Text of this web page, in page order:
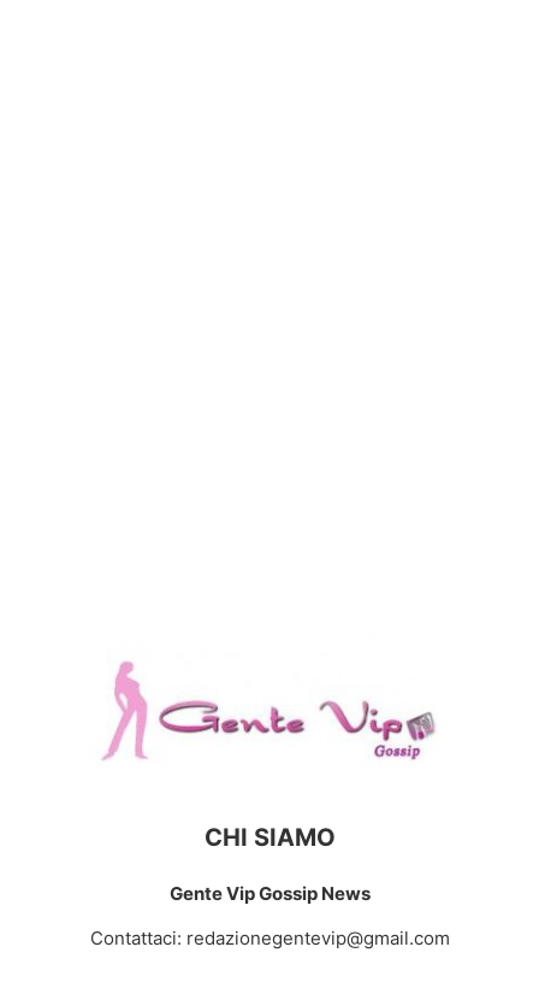
CHI SIAMO
Gente Vip Gossip News
Contattaci: redazionegentevip@gmail.com